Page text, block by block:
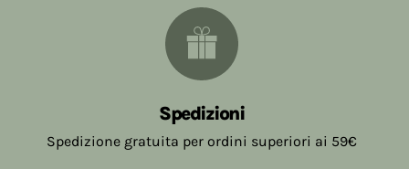
Spedizioni
Spedizione gratuita per ordini superiori ai 59€